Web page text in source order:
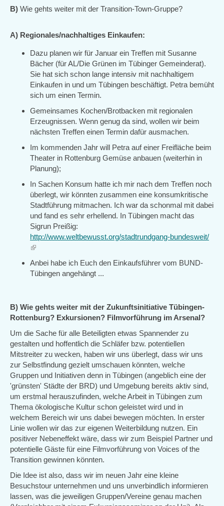
B) Wie gehts weiter mit der Transition-Town-Gruppe?
A) Regionales/nachhaltiges Einkaufen:
Dazu planen wir für Januar ein Treffen mit Susanne
Bächer (für AL/Die Grünen im Tübinger Gemeinderat).
Sie hat sich schon lange intensiv mit nachhaltigem
Einkaufen in und um Tübingen beschäftigt. Petra bemüht
sich um einen Termin.
Gemeinsames Kochen/Brotbacken mit regionalen
Erzeugnissen. Wenn genug da sind, wollen wir beim
nächsten Treffen einen Termin dafür ausmachen.
Im kommenden Jahr will Petra auf einer Freifläche beim
Theater in Rottenburg Gemüse anbauen (weiterhin in
Planung);
In Sachen Konsum hatte ich mir nach dem Treffen noch
überlegt, wir könnten zusammen eine konsumkritische
Stadtführung mitmachen. Ich war da schonmal mit dabei
und fand es sehr erhellend. In Tübingen macht das
Sigrun Preißig:
http://www.weltbewusst.org/stadtrundgang-bundesweit/
(link
external)
Anbei habe ich Euch den Einkaufsführer vom BUND-
Tübingen angehängt ...
B) Wie gehts weiter mit der Zukunftsinitiative Tübingen-
Rottenburg? Exkursionen? Filmvorführung im Arsenal?
Um die Sache für alle Beteiligten etwas Spannender zu
gestalten und hoffentlich die Schläfer bzw. potentiellen
Mitstreiter zu wecken, haben wir uns überlegt, dass wir uns
zur Selbstfindung gezielt umschauen könnten, welche
Gruppen und Initiativen denn in Tübingen (angeblich eine der
'grünsten' Städte der BRD) und Umgebung bereits aktiv sind,
um erstmal herauszufinden, welche Arbeit in Tübingen zum
Thema ökologische Kultur schon geleistet wird und in
welchem Bereich wir uns dabei bewegen möchten. In erster
Linie wollen wir das zur eigenen Weiterbildung nutzen. Ein
positiver Nebeneffekt wäre, dass wir zum Beispiel Partner und
potentielle Gäste für eine Filmvorführung von Voices of the
Transition gewinnen könnten.
Die Idee ist also, dass wir im neuen Jahr eine kleine
Besuchstour unternehmen und uns unverbindlich informieren
lassen, was die jeweiligen Gruppen/Vereine genau machen